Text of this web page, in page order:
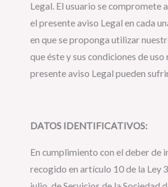
Legal. El usuario se compromete
el presente aviso Legal en cada
en que se proponga utilizar
que éste y sus condiciones de uso
presente aviso Legal pueden
DATOS IDENTIFICATIVOS:
En cumplimiento con el deber de
recogido en artículo 10 de la Ley